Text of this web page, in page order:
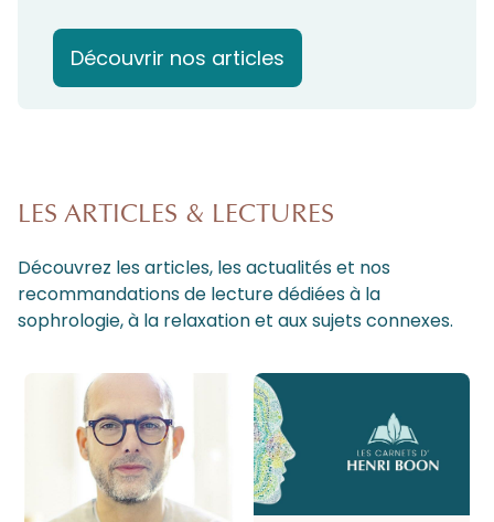
Découvrir nos articles
LES ARTICLES & LECTURES
Découvrez les articles, les actualités et nos
recommandations de lecture dédiées à la
sophrologie, à la relaxation et aux sujets connexes.